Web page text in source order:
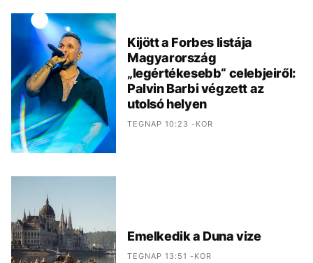
Kijött a Forbes listája
Magyarország
„legértékesebb“ celebjeiről:
Palvin Barbi végzett az
utolsó helyen
TEGNAP 10:23 -KOR
Emelkedik a Duna vize
TEGNAP 13:51 -KOR